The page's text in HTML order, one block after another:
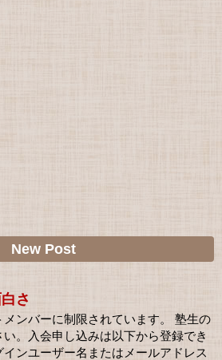
New Post
さ
ンバーに制限されています。 塾生の
。入会申し込みは以下から登録でき
ンユーザー名またはメールアドレス